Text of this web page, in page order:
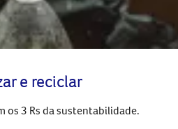
e reciclar
os 3 Rs da sustentabilidade.